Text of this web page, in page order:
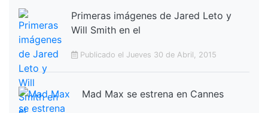
Primeras imágenes de Jared Leto y
Will Smith en el
Publicado el Jueves 30 de Abril, 2015
Mad Max se estrena en Cannes